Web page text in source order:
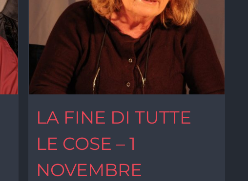
LA FINE DI TUTTE
LE COSE – 1
NOVEMBRE